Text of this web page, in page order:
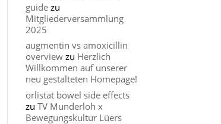
guide zu
Mitgliederversammlung
2025
augmentin vs amoxicillin
overview zu Herzlich
Willkommen auf unserer
neu gestalteten Homepage!
orlistat bowel side effects
zuTV Munderloh x
Bewegungskultur Lüers